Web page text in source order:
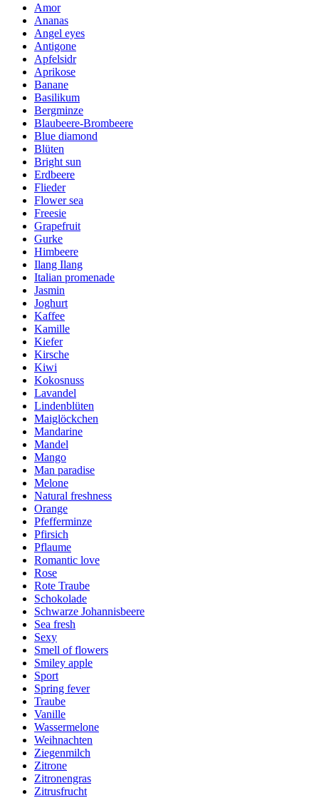
Amor
Ananas
Angel eyes
Antigone
Apfelsidr
Aprikose
Banane
Basilikum
Bergminze
Blaubeere-Brombeere
Blue diamond
Blüten
Bright sun
Erdbeere
Flieder
Flower sea
Freesie
Grapefruit
Gurke
Himbeere
Ilang Ilang
Italian promenade
Jasmin
Joghurt
Kaffee
Kamille
Kiefer
Kirsche
Kiwi
Kokosnuss
Lavandel
Lindenblüten
Maiglöckchen
Mandarine
Mandel
Mango
Man paradise
Melone
Natural freshness
Orange
Pfefferminze
Pfirsich
Pflaume
Romantic love
Rose
Rote Traube
Schokolade
Schwarze Johannisbeere
Sea fresh
Sexy
Smell of flowers
Smiley apple
Sport
Spring fever
Traube
Vanille
Wassermelone
Weihnachten
Ziegenmilch
Zitrone
Zitronengras
Zitrusfrucht